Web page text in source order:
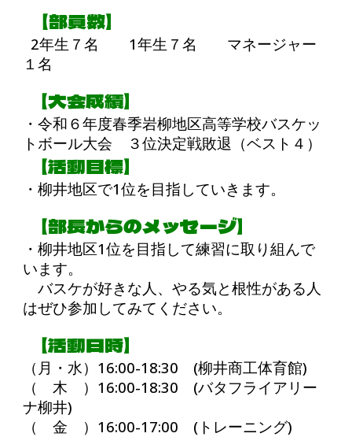
【部員数】
2年生７名 1年生７名 マネージャー
１名
【大会成績】
・令和６年度春季岩柳地区高等学校バスケッ
トボール大会 ３位決定戦敗退（ベスト４）
【活動目標】
・柳井地区で1位を目指していきます。
【部長からのメッセージ】
・柳井地区1位を目指して練習に取り組んで
います。
バスケが好きな人、やる気と根性がある人
はぜひ参加してみてください。
【活動日時】
（月・水）16:00-18:30 (柳井商工体育館)
（ 木 ）16:00-18:30 (バタフライアリー
ナ柳井)
（ 金 ）16:00-17:00 (トレーニング)